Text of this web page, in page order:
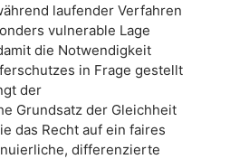
laufender Verfahren
vulnerable Lage
die Notwendigkeit
in Frage gestellt
der
Grundsatz der Gleichheit
das Recht auf ein faires
differenzierte